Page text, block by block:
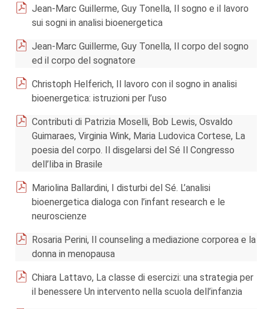
Jean-Marc Guillerme, Guy Tonella, Il sogno e il lavoro
sui sogni in analisi bioenergetica
Jean-Marc Guillerme, Guy Tonella, Il corpo del sogno
ed il corpo del sognatore
Christoph Helferich, Il lavoro con il sogno in analisi
bioenergetica: istruzioni per l’uso
Contributi di Patrizia Moselli, Bob Lewis, Osvaldo
Guimaraes, Virginia Wink, Maria Ludovica Cortese, La
poesia del corpo. Il disgelarsi del Sé Il Congresso
dell’Iiba in Brasile
Mariolina Ballardini, I disturbi del Sé. L’analisi
bioenergetica dialoga con l’infant research e le
neuroscienze
Rosaria Perini, Il counseling a mediazione corporea e la
donna in menopausa
Chiara Lattavo, La classe di esercizi: una strategia per
il benessere Un intervento nella scuola dell’infanzia